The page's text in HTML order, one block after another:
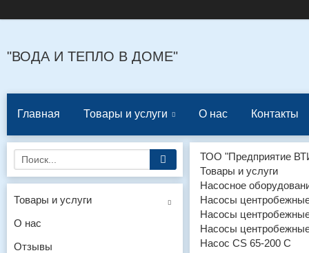
"ВОДА И ТЕПЛО В ДОМЕ"
Главная Товары и услуги О нас Контакты
ТОО "Предприятие
Товары и услуги
Насосное
Насосы
Насосы
Насосы
Насос CS 65-200 С
Товары и услуги
О нас
Отзывы